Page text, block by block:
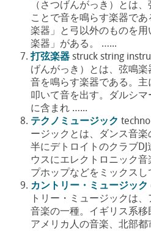
（さつげんがっき）とは
ことで音を鳴らす楽器で
楽器」と弓以外のものを
楽器」がある。 …...
打弦楽器 struck string
げんがっき）とは、弦鳴
音を鳴らす楽器である。
叩いて音を出す。ダルシ
に含まれ …...
テクノミュージック
ージックとは、ダンス音
半にデトロイトのクラブ
ウスにエレクトロニック
プホップなどをミックス
カントリー・ミュージック
トリー・ミュージックは
音楽の一種。イギリス系
アメリカ人の音楽、北部